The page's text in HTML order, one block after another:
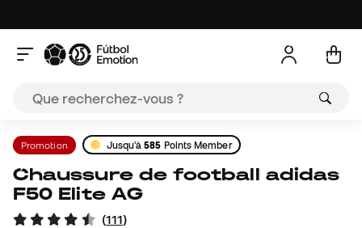
Promotion Jusqu'à585 Points Member
Chaussure de football adidas
F50 Elite AG
(111)